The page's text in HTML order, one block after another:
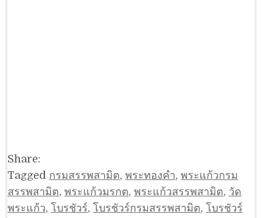
Share:
Tagged กรมสรรพสามิต, พระทองคำ, พระแก้วกรม
สรรพสามิต, พระแก้วมรกต, พระแก้วสรรพสามิต, วัด
พระแก้ว, โบรชัวร์, โบรชัวร์กรมสรรพสามิต, โบรชัวร์